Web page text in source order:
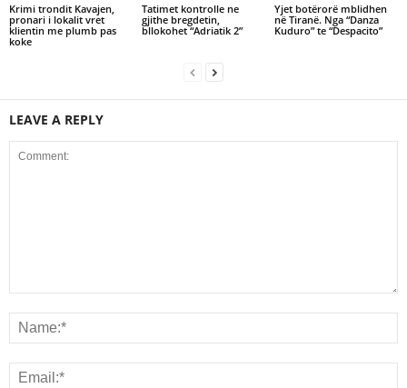
Krimi trondit Kavajen,
pronari i lokalit vret
klientin me plumb pas
koke
Tatimet kontrolle ne
gjithe bregdetin,
bllokohet “Adriatik 2”
Yjet botërorë mblidhen
në Tiranë. Nga “Danza
Kuduro” te “Despacito”
LEAVE A REPLY